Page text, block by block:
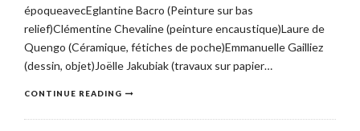
époqueavecEglantine Bacro (Peinture sur bas
relief)Clémentine Chevaline (peinture encaustique)Laure de
Quengo (Céramique, fétiches de poche)Emmanuelle Gailliez
(dessin, objet)Joëlle Jakubiak (travaux sur papier…
CONTINUE READING